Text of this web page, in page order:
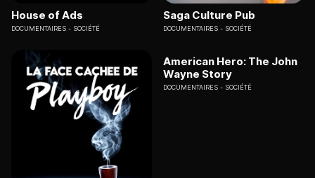
House of Ads
DOCUMENTAIRES SOCIÉTÉ
Saga Culture Pub
DOCUMENTAIRES SOCIÉTÉ
American Hero: The John
Wayne Story
DOCUMENTAIRES SOCIÉTÉ